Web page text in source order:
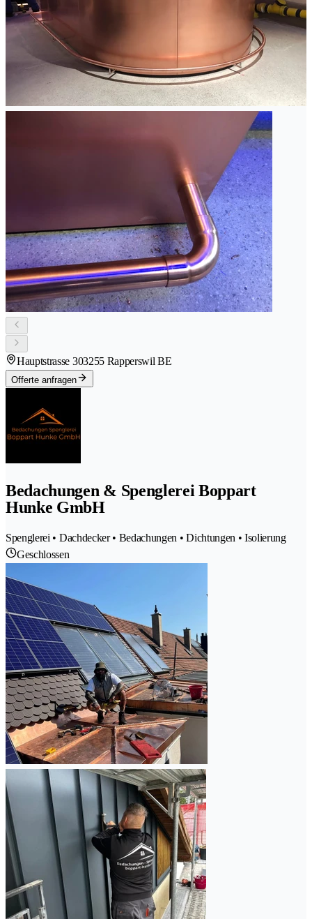
Hauptstrasse 303255 Rapperswil BE
Offerte anfragen
Bedachungen & Spenglerei Boppart
Hunke GmbH
Spenglerei • Dachdecker • Bedachungen • Dichtungen • Isolierung
Geschlossen